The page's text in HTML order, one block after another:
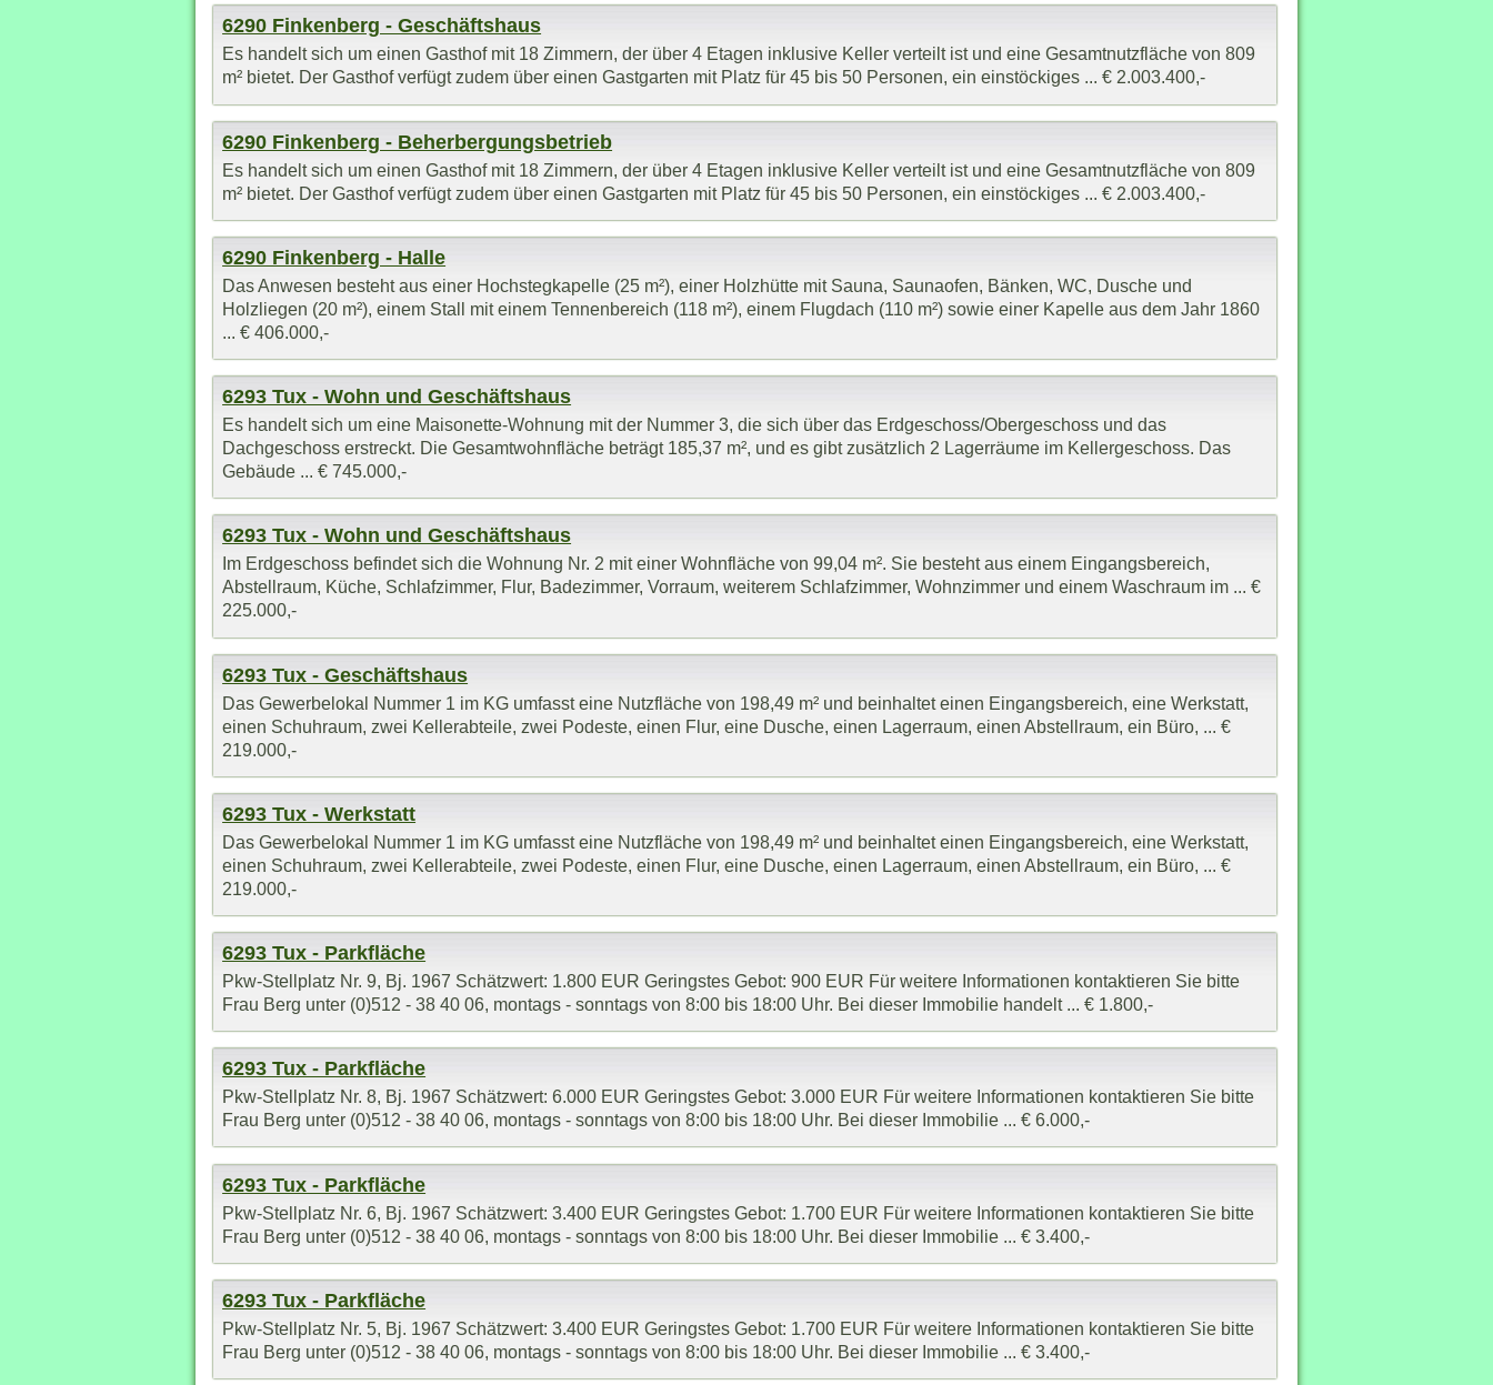
6290 Finkenberg - Geschäftshaus
Es handelt sich um einen Gasthof mit 18 Zimmern, der über 4 Etagen inklusive Keller verteilt ist und eine Gesamtnutzfläche von 809
m² bietet. Der Gasthof verfügt zudem über einen Gastgarten mit Platz für 45 bis 50 Personen, ein einstöckiges ... € 2.003.400,-
6290 Finkenberg - Beherbergungsbetrieb
Es handelt sich um einen Gasthof mit 18 Zimmern, der über 4 Etagen inklusive Keller verteilt ist und eine Gesamtnutzfläche von 809
m² bietet. Der Gasthof verfügt zudem über einen Gastgarten mit Platz für 45 bis 50 Personen, ein einstöckiges ... € 2.003.400,-
6290 Finkenberg - Halle
Das Anwesen besteht aus einer Hochstegkapelle (25 m²), einer Holzhütte mit Sauna, Saunaofen, Bänken, WC, Dusche und
Holzliegen (20 m²), einem Stall mit einem Tennenbereich (118 m²), einem Flugdach (110 m²) sowie einer Kapelle aus dem Jahr 1860
... € 406.000,-
6293 Tux - Wohn und Geschäftshaus
Es handelt sich um eine Maisonette-Wohnung mit der Nummer 3, die sich über das Erdgeschoss/Obergeschoss und das
Dachgeschoss erstreckt. Die Gesamtwohnfläche beträgt 185,37 m², und es gibt zusätzlich 2 Lagerräume im Kellergeschoss. Das
Gebäude ... € 745.000,-
6293 Tux - Wohn und Geschäftshaus
Im Erdgeschoss befindet sich die Wohnung Nr. 2 mit einer Wohnfläche von 99,04 m². Sie besteht aus einem Eingangsbereich,
Abstellraum, Küche, Schlafzimmer, Flur, Badezimmer, Vorraum, weiterem Schlafzimmer, Wohnzimmer und einem Waschraum im ... €
225.000,-
6293 Tux - Geschäftshaus
Das Gewerbelokal Nummer 1 im KG umfasst eine Nutzfläche von 198,49 m² und beinhaltet einen Eingangsbereich, eine Werkstatt,
einen Schuhraum, zwei Kellerabteile, zwei Podeste, einen Flur, eine Dusche, einen Lagerraum, einen Abstellraum, ein Büro, ... €
219.000,-
6293 Tux - Werkstatt
Das Gewerbelokal Nummer 1 im KG umfasst eine Nutzfläche von 198,49 m² und beinhaltet einen Eingangsbereich, eine Werkstatt,
einen Schuhraum, zwei Kellerabteile, zwei Podeste, einen Flur, eine Dusche, einen Lagerraum, einen Abstellraum, ein Büro, ... €
219.000,-
6293 Tux - Parkfläche
Pkw-Stellplatz Nr. 9, Bj. 1967 Schätzwert: 1.800 EUR Geringstes Gebot: 900 EUR Für weitere Informationen kontaktieren Sie bitte
Frau Berg unter (0)512 - 38 40 06, montags - sonntags von 8:00 bis 18:00 Uhr. Bei dieser Immobilie handelt ... € 1.800,-
6293 Tux - Parkfläche
Pkw-Stellplatz Nr. 8, Bj. 1967 Schätzwert: 6.000 EUR Geringstes Gebot: 3.000 EUR Für weitere Informationen kontaktieren Sie bitte
Frau Berg unter (0)512 - 38 40 06, montags - sonntags von 8:00 bis 18:00 Uhr. Bei dieser Immobilie ... € 6.000,-
6293 Tux - Parkfläche
Pkw-Stellplatz Nr. 6, Bj. 1967 Schätzwert: 3.400 EUR Geringstes Gebot: 1.700 EUR Für weitere Informationen kontaktieren Sie bitte
Frau Berg unter (0)512 - 38 40 06, montags - sonntags von 8:00 bis 18:00 Uhr. Bei dieser Immobilie ... € 3.400,-
6293 Tux - Parkfläche
Pkw-Stellplatz Nr. 5, Bj. 1967 Schätzwert: 3.400 EUR Geringstes Gebot: 1.700 EUR Für weitere Informationen kontaktieren Sie bitte
Frau Berg unter (0)512 - 38 40 06, montags - sonntags von 8:00 bis 18:00 Uhr. Bei dieser Immobilie ... € 3.400,-